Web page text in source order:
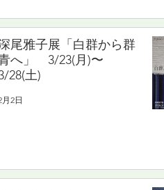
尾雅子展「白群から群
へ」 3/23(月)〜
28(土)
月2日